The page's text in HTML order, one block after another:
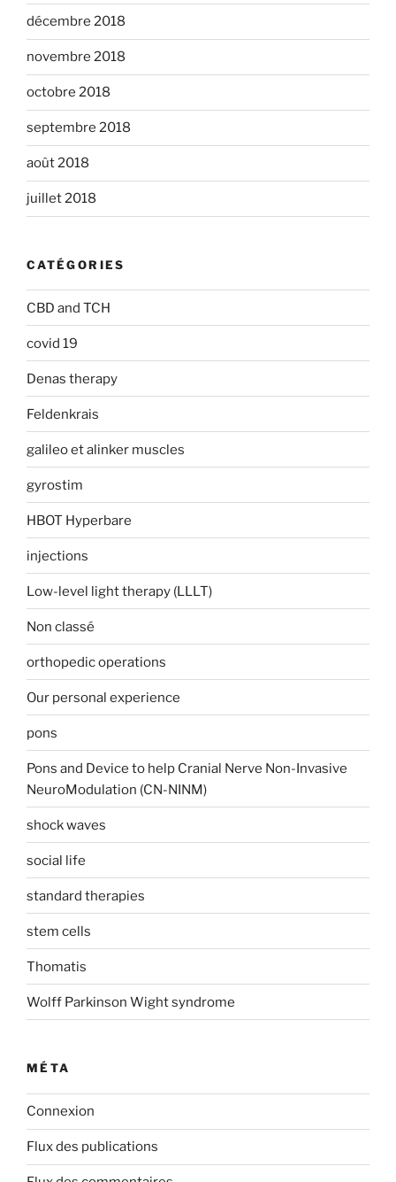
décembre 2018
novembre 2018
octobre 2018
septembre 2018
août 2018
juillet 2018
CATÉGORIES
CBD and TCH
covid 19
Denas therapy
Feldenkrais
galileo et alinker muscles
gyrostim
HBOT Hyperbare
injections
Low-level light therapy (LLLT)
Non classé
orthopedic operations
Our personal experience
pons
Pons and Device to help Cranial Nerve Non-Invasive
NeuroModulation (CN-NINM)
shock waves
social life
standard therapies
stem cells
Thomatis
Wolff Parkinson Wight syndrome
MÉTA
Connexion
Flux des publications